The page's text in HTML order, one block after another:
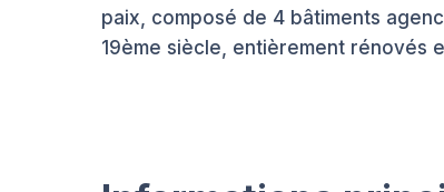
paix, composé de 4 bâtiments
19ème siècle, entièrement rénovés